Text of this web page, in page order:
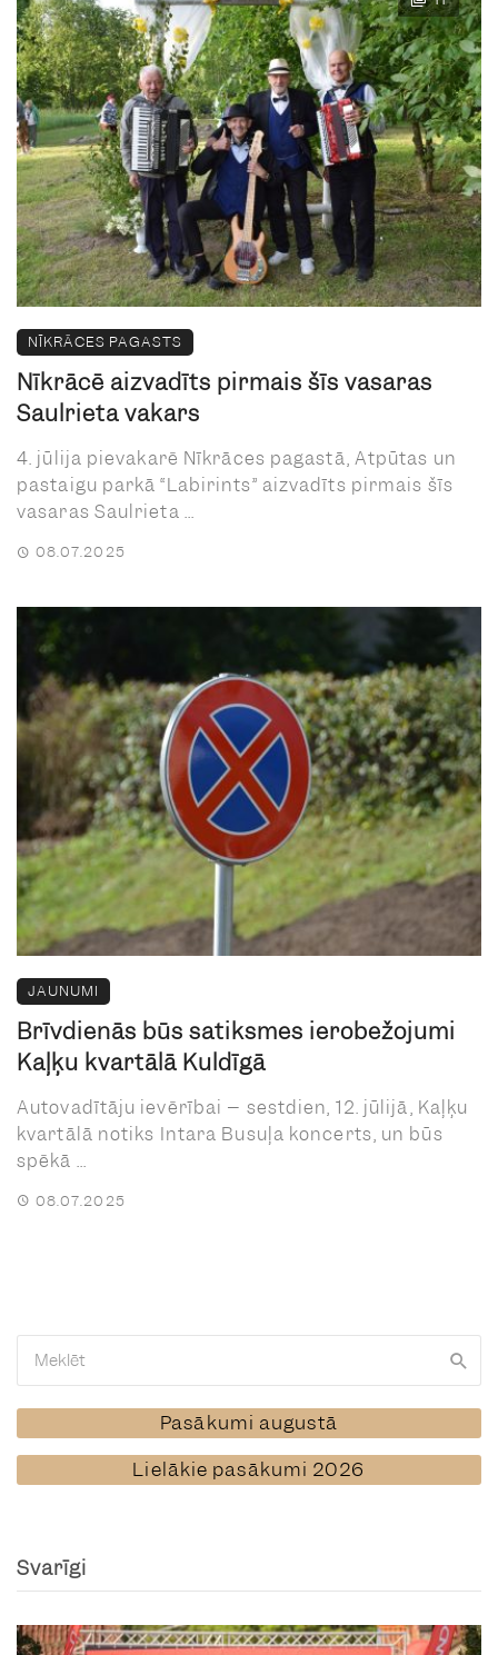
NĪKRĀCES PAGASTS
Nīkrācē aizvadīts pirmais šīs vasaras
Saulrieta vakars
4. jūlija pievakarē Nīkrāces pagastā, Atpūtas un
pastaigu parkā “Labirints” aizvadīts pirmais šīs
vasaras Saulrieta ...
08.07.2025
JAUNUMI
Brīvdienās būs satiksmes ierobežojumi
Kaļķu kvartālā Kuldīgā
Autovadītāju ievērībai – sestdien, 12. jūlijā, Kaļķu
kvartālā notiks Intara Busuļa koncerts, un būs
spēkā ...
08.07.2025
Pasākumi augustā
Lielākie pasākumi 2026
Svarīgi